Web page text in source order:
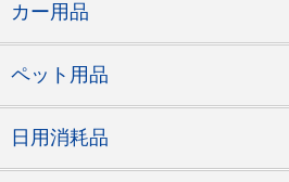
カー用品
ペット用品
日用消耗品